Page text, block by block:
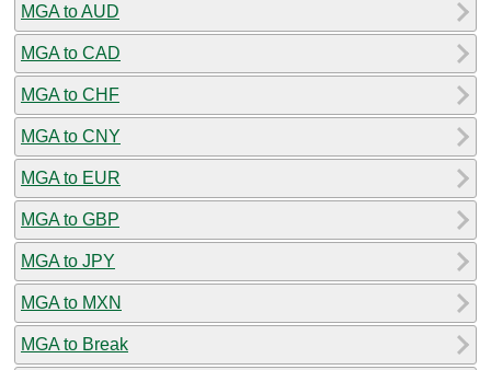
MGA to AUD
MGA to CAD
MGA to CHF
MGA to CNY
MGA to EUR
MGA to GBP
MGA to JPY
MGA to MXN
MGA to Break